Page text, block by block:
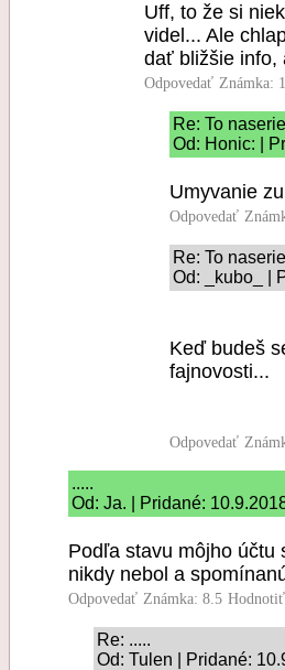
Uff, to že si
videl... Ale
dať bližšie info,
Odpovedať Známka:
Re: To
Od: Honic: |
Umyvanie
Odpovedať
Re: To
Od: _kubo_ |
Keď budeš
fajnovosti...
Odpovedať
.....
Od: Ja. | Pridané:
Podľa stavu môjho účtu
nikdy nebol a
Odpovedať Známka: 8.5
Re: .....
Od: Tulen | Pridané: